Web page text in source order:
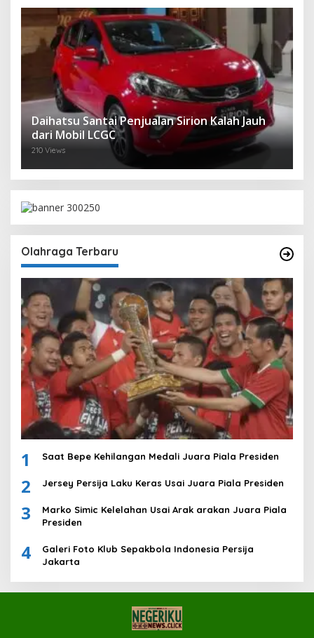
Daihatsu Santai Penjualan Sirion Kalah Jauh
dari Mobil LCGC
210 Views
Olahraga Terbaru
1 Saat Bepe Kehilangan Medali Juara Piala Presiden
2 Jersey Persija Laku Keras Usai Juara Piala Presiden
3
Marko Simic Kelelahan Usai Arak arakan Juara Piala
Presiden
4
Galeri Foto Klub Sepakbola Indonesia Persija
Jakarta